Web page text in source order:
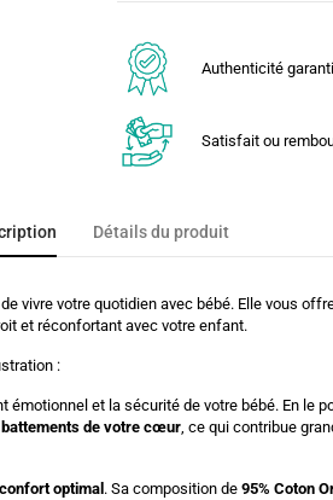
Authenticité
Satisfait ou
Détails du produit
vivre votre quotidien avec bébé. Elle vous
et réconfortant avec votre enfant.
:
émotionnel et la sécurité de votre bébé. En le
battements de votre cœur, ce qui contribue
confort optimal . Sa composition de 95% Coton